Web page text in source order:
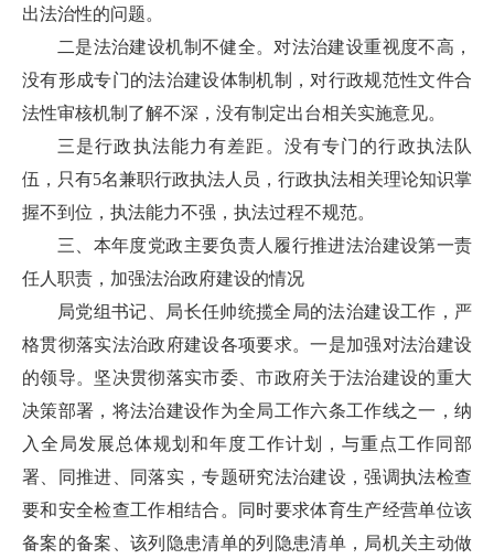
出法治性的问题。
二是法治建设机制不健全。对法治建设重视度不高，
没有形成专门的法治建设体制机制，对行政规范性文件合
法性审核机制了解不深，没有制定出台相关实施意见。
三是行政执法能力有差距。没有专门的行政执法队
伍，只有5名兼职行政执法人员，行政执法相关理论知识掌
握不到位，执法能力不强，执法过程不规范。
三、本年度党政主要负责人履行推进法治建设第一责
任人职责，加强法治政府建设的情况
局党组书记、局长任帅统揽全局的法治建设工作，严
格贯彻落实法治政府建设各项要求。一是加强对法治建设
的领导。坚决贯彻落实市委、市政府关于法治建设的重大
决策部署，将法治建设作为全局工作六条工作线之一，纳
入全局发展总体规划和年度工作计划，与重点工作同部
署、同推进、同落实，专题研究法治建设，强调执法检查
要和安全检查工作相结合。同时要求体育生产经营单位该
备案的备案、该列隐患清单的列隐患清单，局机关主动做